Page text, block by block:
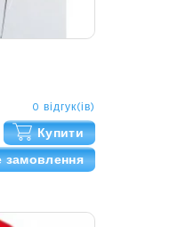
0 відгук(ів)
Купити